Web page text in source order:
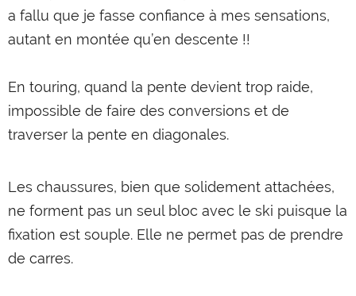
a fallu que je fasse confiance à mes sensations,
autant en montée qu’en descente !!
En touring, quand la pente devient trop raide,
impossible de faire des conversions et de
traverser la pente en diagonales.
Les chaussures, bien que solidement attachées,
ne forment pas un seul bloc avec le ski puisque la
fixation est souple. Elle ne permet pas de prendre
de carres.